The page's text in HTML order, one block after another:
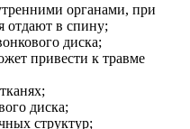
органами, при
отдают в спину;
диска;
привести к травме
диска;
структур;